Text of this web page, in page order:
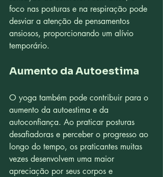
foco nas posturas e na respiração pode
desviar a atenção de pensamentos
ansiosos, proporcionando um alívio
temporário.
Aumento da Autoestima
O yoga também pode contribuir para o
aumento da autoestima e da
autoconfiança. Ao praticar posturas
desafiadoras e perceber o progresso ao
longo do tempo, os praticantes muitas
vezes desenvolvem uma maior
apreciação por seus corpos e